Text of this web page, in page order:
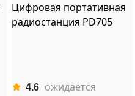
Цифровая портативная
радиостанция PD705
4.6 ожидается